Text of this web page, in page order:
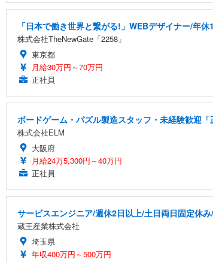
「日本で働き世界と繋がる!」WEBデザイナー/年
株式会社TheNewGate「2258」
東京都
月給30万円～70万円
正社員
ボードゲーム・パズル製造スタッフ・未経験歓迎
株式会社ELM
大阪府
月給24万5,300円～40万円
正社員
サービスエンジニア/週休2日以上/土日両日固定休
蔵王産業株式会社
埼玉県
年収400万円～500万円